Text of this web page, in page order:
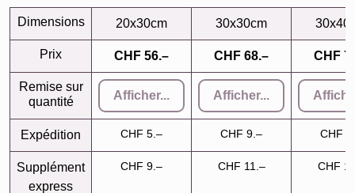
Dimensions 20x30cm 30x30cm
Prix CHF 56.– CHF 68.– CHF
Remise sur
quantité
Afficher... Afficher...
Expédition CHF 5.– CHF 9.– CHF
Supplément
express
CHF 9.– CHF 11.– CHF